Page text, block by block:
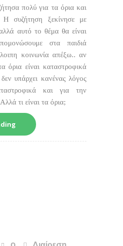
πολύ για τα όρια και
Η συζήτηση ξεκίνησε με
αυτό το θέμα θα είναι
στα παιδιά
κοινωνία απέξω.. αν
όρια είναι καταστροφικά
υπάρχει κανένας λόγος
και για την
τι είναι τα όρια;